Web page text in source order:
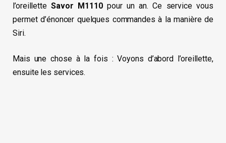
l’oreilletteSavor M1110pour un an. Ce service vous
permet d’énoncer quelques commandes à la manière de
Siri.
Mais une chose à la fois : Voyons d’abord l’oreillette,
ensuite les services.